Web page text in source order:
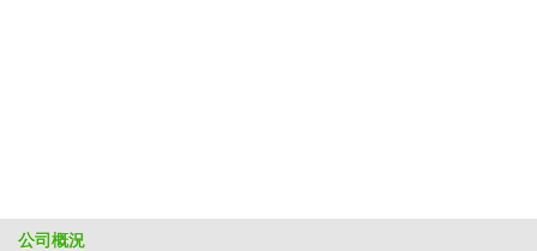
公司概況